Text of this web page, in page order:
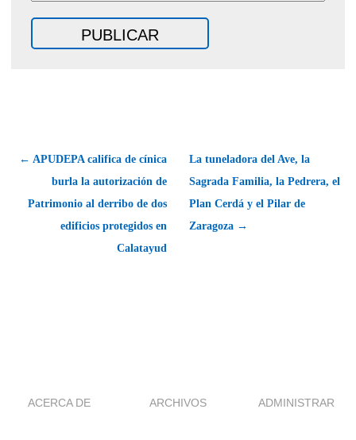
← APUDEPA califica de cínica
burla la autorización de
Patrimonio al derribo de dos
edificios protegidos en
Calatayud
La tuneladora del Ave, la
Sagrada Familia, la Pedrera, el
Plan Cerdá y el Pilar de
Zaragoza →
ACERCA DE ARCHIVOS ADMINISTRAR